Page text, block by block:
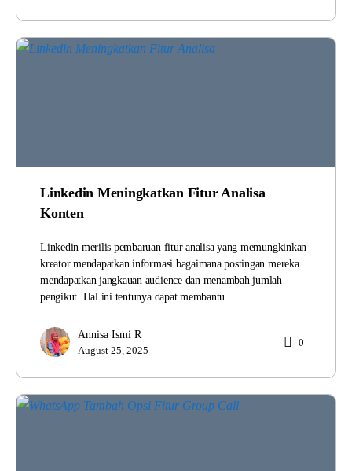
Linkedin Meningkatkan Fitur Analisa
Konten
Linkedin merilis pembaruan fitur analisa yang memungkinkan
kreator mendapatkan informasi bagaimana postingan mereka
mendapatkan jangkauan audience dan menambah jumlah
pengikut. Hal ini tentunya dapat membantu…
Annisa Ismi R
August 25, 2025
0